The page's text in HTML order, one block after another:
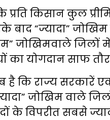
प्रति किसान कुल
बाद “ज्यादा”
जोखिमवाले जिलों में
का योगदान साफ
है कि राज्य सरकारें
जोखिम वाले
के विपरीत सबसे